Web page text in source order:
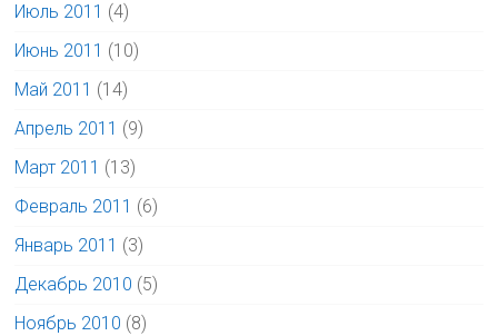
Июль 2011 (4)
Июнь 2011 (10)
Май 2011 (14)
Апрель 2011 (9)
Март 2011 (13)
Февраль 2011 (6)
Январь 2011 (3)
Декабрь 2010 (5)
Ноябрь 2010 (8)